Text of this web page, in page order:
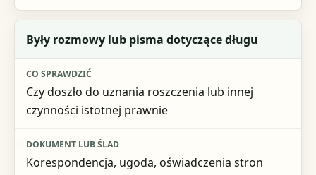
Były rozmowy lub pisma dotyczące długu
Czy doszło do uznania roszczenia lub innej
czynności istotnej prawnie
Korespondencja, ugoda, oświadczenia stron